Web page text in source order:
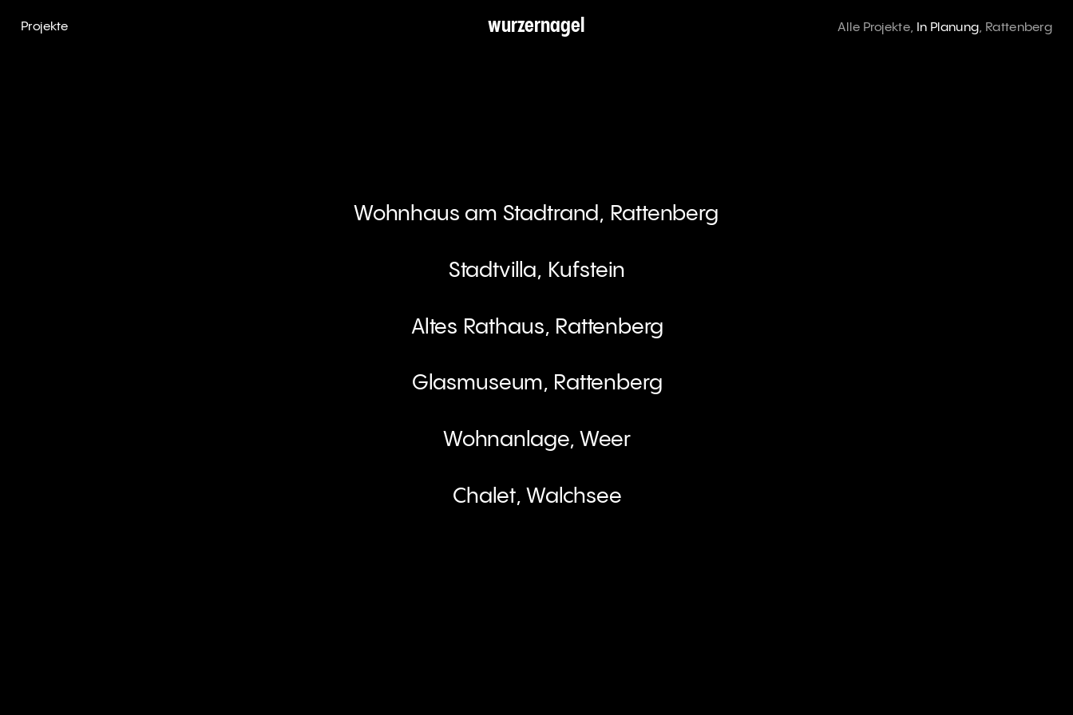
Alle Projekte, n Planung, Rattenberg
Wohnhaus am Stadtrand, Rattenberg
Stadtvilla, Kufstein
Altes Rathaus, Rattenberg
Glasmuseum, Rattenberg
Wohnanlage, Weer
Chalet, Walchsee
wurzernagel
Projekte